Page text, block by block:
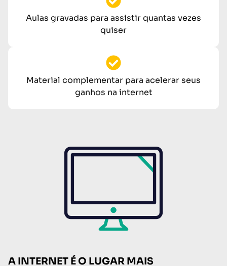
Aulas gravadas para assistir quantas vezes
quiser
Material complementar para acelerar seus
ganhos na internet
A INTERNET É O LUGAR MAIS